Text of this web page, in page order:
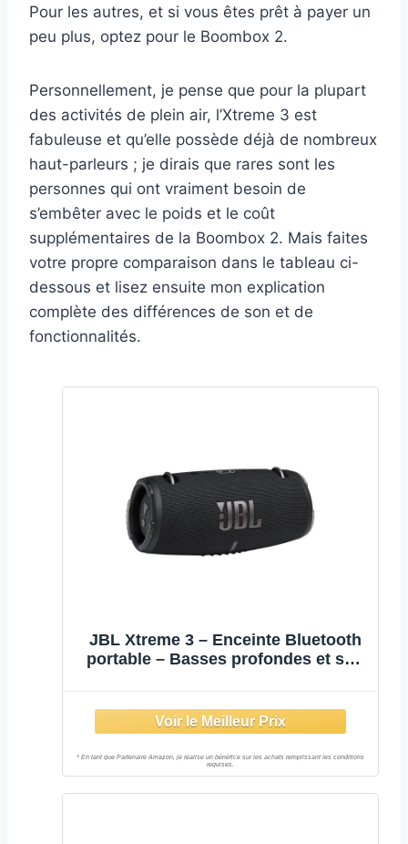
Pour les autres, et si vous êtes prêt à payer un
peu plus, optez pour le Boombox 2.
Personnellement, je pense que pour la plupart
des activités de plein air, l’Xtreme 3 est
fabuleuse et qu’elle possède déjà de nombreux
haut-parleurs ; je dirais que rares sont les
personnes qui ont vraiment besoin de
s’embêter avec le poids et le coût
supplémentaires de la Boombox 2. Mais faites
votre propre comparaison dans le tableau ci-
dessous et lisez ensuite mon explication
complète des différences de son et de
fonctionnalités.
JBL Xtreme 3 – Enceinte Bluetooth
portable – Basses profondes et son
appareils intégré – Autonomie 15 hrs
– Noir